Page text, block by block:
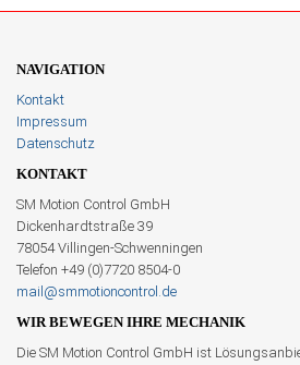
NAVIGATION
Kontakt
Impressum
Datenschutz
KONTAKT
SM Motion Control GmbH
Dickenhardtstraße 39
78054 Villingen-Schwenningen
Telefon +49 (0)7720 8504-0
mail@smmotioncontrol.de
WIR BEWEGEN IHRE MECHANIK
Die SM Motion Control GmbH ist